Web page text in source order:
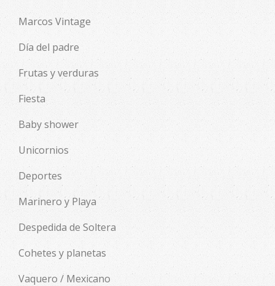
Marcos Vintage
Día del padre
Frutas y verduras
Fiesta
Baby shower
Unicornios
Deportes
Marinero y Playa
Despedida de Soltera
Cohetes y planetas
Vaquero / Mexicano